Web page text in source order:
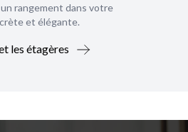
rangement dans votre
et élégante.
les étagères